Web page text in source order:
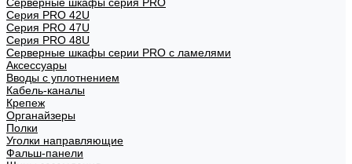
Серия PRO 42U
Серия PRO 47U
Серия PRO 48U
Серверные шкафы серии PRO с ламелями
Аксессуары
Вводы с уплотнением
Кабель-каналы
Крепеж
Органайзеры
Полки
Уголки направляющие
Фальш-панели